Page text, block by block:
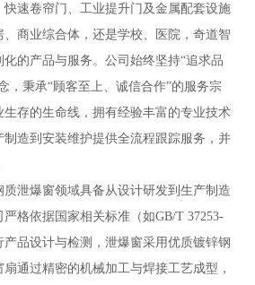
速卷帘门、工业提升门及金属配套设施
商业综合体，还是学校、医院，奇道智
的产品与服务。公司始终坚持“追求品
，秉承“顾客至上、诚信合作”的服务宗
生存的生命线，拥有经验丰富的专业技术
制造到安装维护提供全流程跟踪服务，并
质泄爆窗领域具备从设计研发到生产制造
格依据国家相关标准（如GB/T 37253-
产品设计与检测，泄爆窗采用优质镀锌钢
通过精密的机械加工与焊接工艺成型，